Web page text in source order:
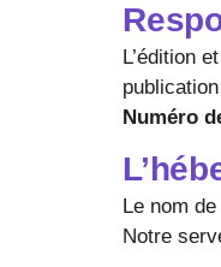
L’édition
Numéro
Le nom
Notre